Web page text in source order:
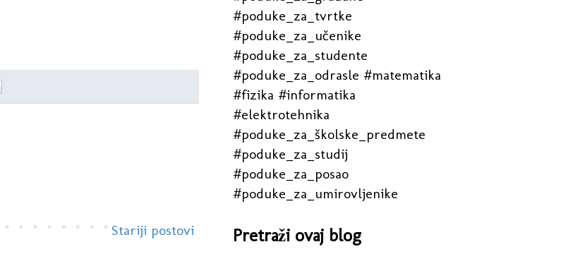
Stariji postovi
#poduke_za_tvrtke
#poduke_za_učenike
#poduke_za_studente
#poduke_za_odrasle #matematika
#fizika #informatika
#elektrotehnika
#poduke_za_školske_predmete
#poduke_za_studij
#poduke_za_posao
#poduke_za_umirovljenike
Pretraži ovaj blog